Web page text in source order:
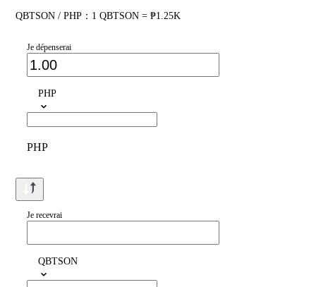
QBTSON / PHP：1 QBTSON = ₱1.25K
Je dépenserai
PHP
PHP
Je recevrai
QBTSON